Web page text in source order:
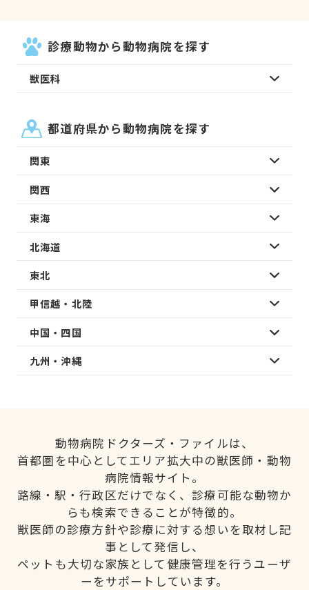
診療動物から動物病院を探す
獣医科
都道府県から動物病院を探す
関東
関西
東海
北海道
東北
甲信越・北陸
中国・四国
九州・沖縄
動物病院ドクターズ・ファイルは、
首都圏を中心としてエリア拡大中の獣医師・動物
病院情報サイト。
路線・駅・行政区だけでなく、診療可能な動物か
らも検索できることが特徴的。
獣医師の診療方針や診療に対する想いを取材し記
事として発信し、
ペットも大切な家族として健康管理を行うユーザ
ーをサポートしています。